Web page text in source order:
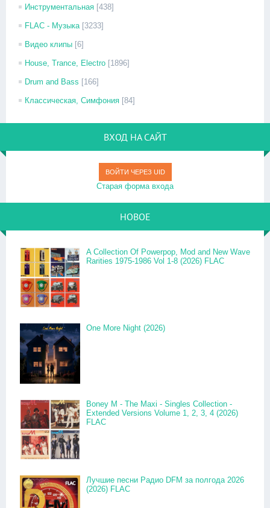
Инструментальная [438]
FLAC - Музыка [3233]
Видео клипы [6]
House, Trance, Electro [1896]
Drum and Bass [166]
Классическая, Симфония [84]
ВХОД НА САЙТ
ВОЙТИ ЧЕРЕЗ UID
Старая форма входа
НОВОЕ
A Collection Of Powerpop, Mod and New Wave
Rarities 1975-1986 Vol 1-8 (2026) FLAC
One More Night (2026)
Boney M - The Maxi - Singles Collection -
Extended Versions Volume 1, 2, 3, 4 (2026)
FLAC
Лучшие песни Радио DFM за полгода 2026
(2026) FLAC